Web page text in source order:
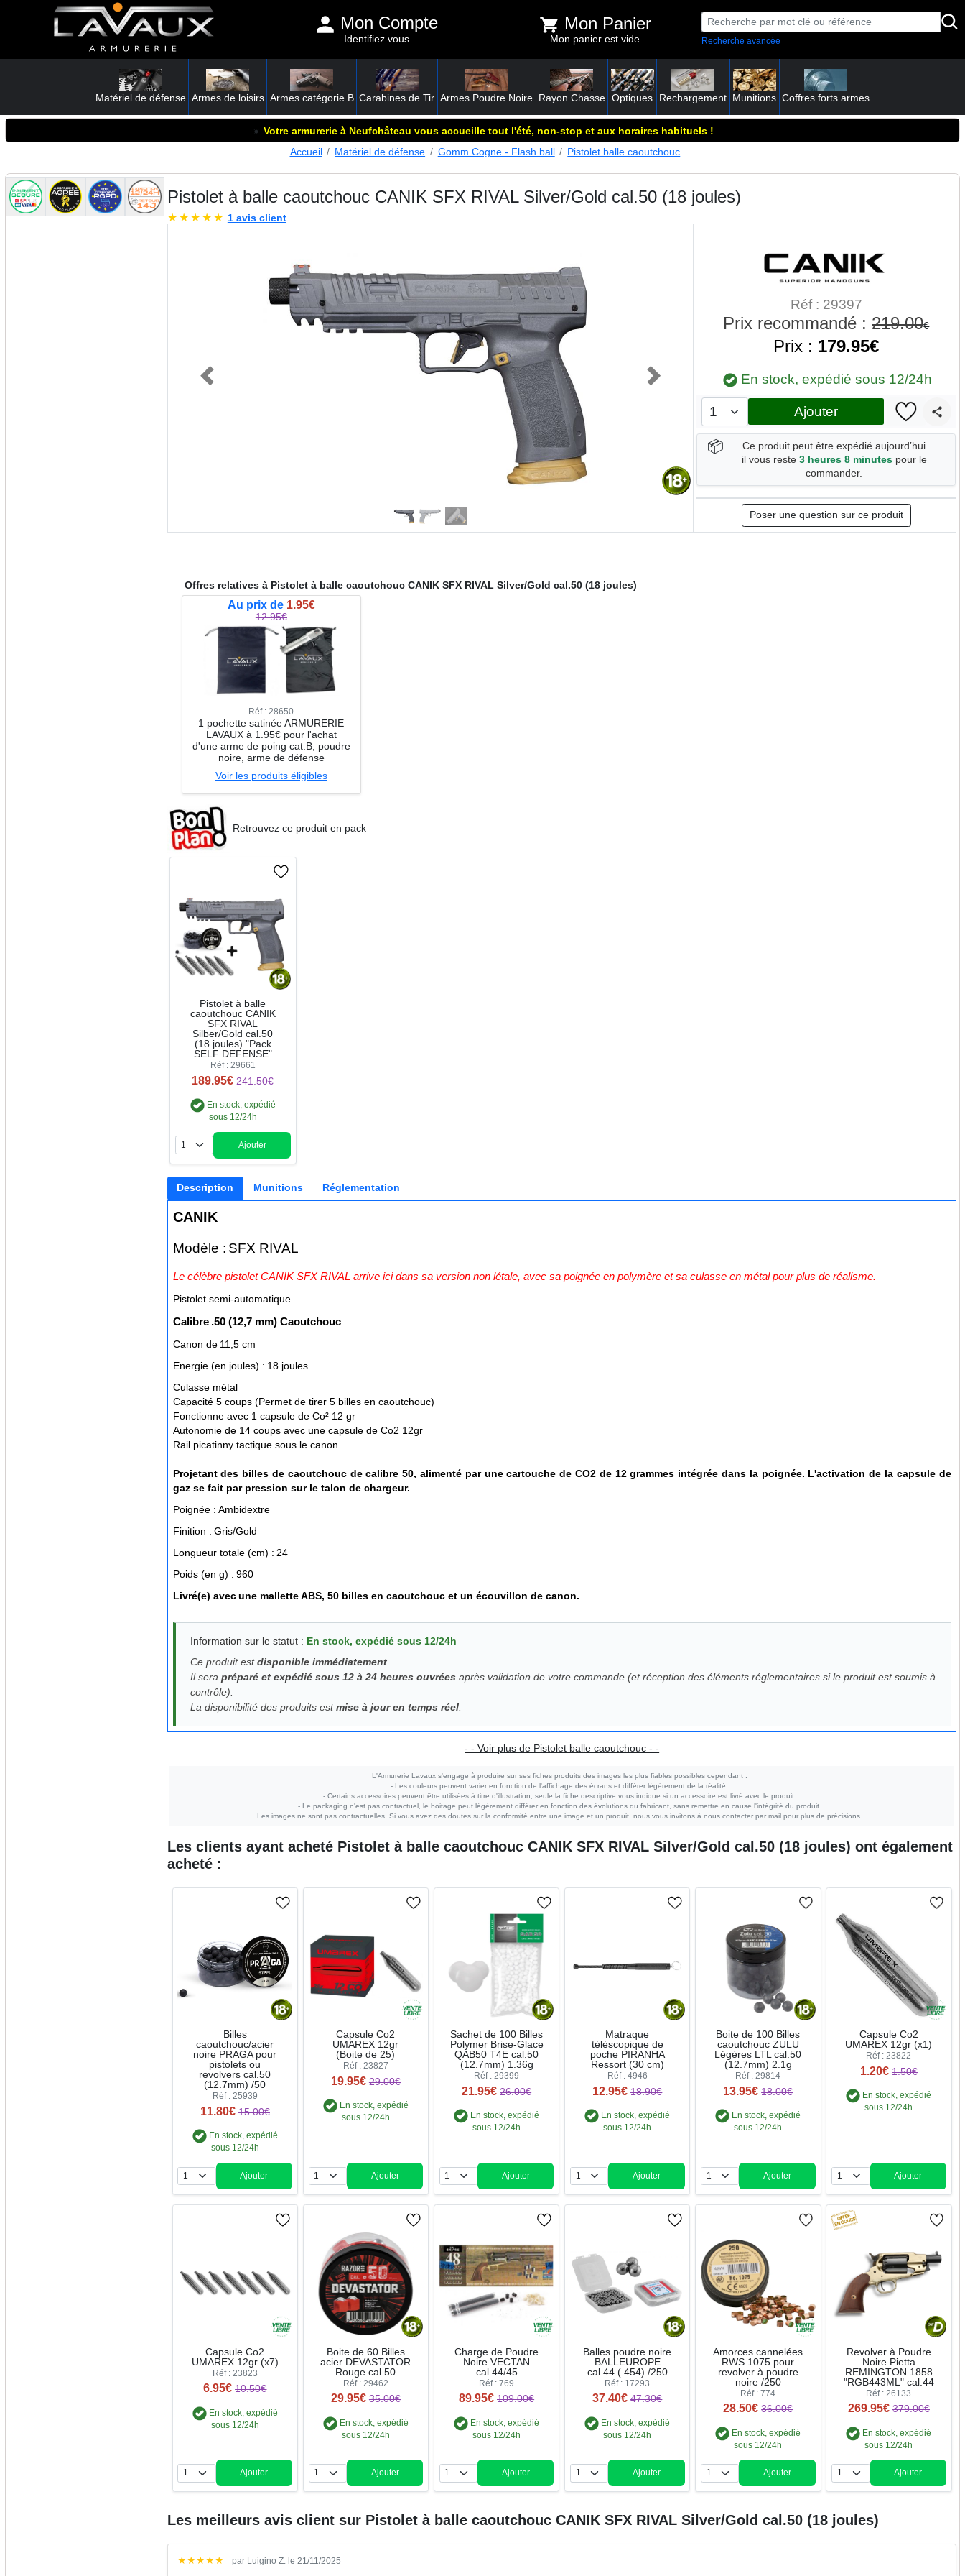
Mon Compte
Identifiez vous
Mon Panier
Mon panier est vide Recherche avancée
Matériel de défense Armes de loisirs Armes catégorie B Carabines de Tir Armes Poudre Noire Rayon Chasse Optiques Rechargement Munitions Coffres forts armes
☀️ Votre armurerie à Neufchâteau vous accueille tout l'été, non-stop et aux horaires habituels !
Accueil
Matériel de défense Gomm Cogne - Flash ball Pistolet balle caoutchouc
Pistolet à balle caoutchouc CANIK SFX RIVAL Silver/Gold cal.50 (18 joules)
★ ★ ★ ★ ★ 1 avis client
Previous Next
Réf : 29397
Prix recommandé :219.00€
Prix : 179.95€
En stock, expédié sous 12/24h
Ajouter
📦
Ce produit peut être expédié aujourd’hui
il vous reste 3 heures 8 minutespour le
commander.
Poser une question sur ce produit
Offres relatives à Pistolet à balle caoutchouc CANIK SFX RIVAL Silver/Gold cal.50 (18 joules)
Au prix de 1.95€
12.95€
Réf : 28650
1 pochette satinée ARMURERIE
LAVAUX à 1.95€ pour l'achat
d'une arme de poing cat.B, poudre
noire, arme de défense
Voir les produits éligibles
Retrouvez ce produit en pack
Pistolet à balle
caoutchouc CANIK
SFX RIVAL
Silber/Gold cal.50
(18 joules) "Pack
SELF DEFENSE"
Réf : 29661
189.95€ 241.50€
En stock, expédié
sous 12/24h
Quantité
Ajouter
Description Munitions Réglementation
CANIK
Modèle : SFX RIVAL
Le célèbre pistolet CANIK SFX RIVAL arrive ici dans sa version non létale, avec sa poignée en polymère et sa culasse en métal pour plus de réalisme.
Pistolet semi-automatique
Calibre .50 (12,7 mm) Caoutchouc
Canon de 11,5 cm
Energie (en joules) : 18 joules
Culasse métal
Capacité 5 coups (Permet de tirer 5 billes en caoutchouc)
Fonctionne avec 1 capsule de Co² 12 gr
Autonomie de 14 coups avec une capsule de Co2 12gr
Rail picatinny tactique sous le canon
Projetant des billes de caoutchouc de calibre 50, alimenté par une cartouche de CO2 de 12 grammes intégrée dans la poignée. L'activation de la capsule de
gaz se fait par pression sur le talon de chargeur.
Poignée : Ambidextre
Finition : Gris/Gold
Longueur totale (cm) : 24
Poids (en g) : 960
Livré(e) avec une mallette ABS, 50 billes en caoutchouc et un écouvillon de canon.
Information sur le statut : En stock, expédié sous 12/24h
Ce produit estdisponible immédiatement.
Il sera préparé et expédié sous 12 à 24 heures ouvréesaprès validation de votre commande (et réception des éléments réglementaires si le produit est soumis à
contrôle).
La disponibilité des produits estmise à jour en temps réel.
- - Voir plus de Pistolet balle caoutchouc - -
L'Armurerie Lavaux s'engage à produire sur ses fiches produits des images les plus fiables possibles cependant :
- Les couleurs peuvent varier en fonction de l'affichage des écrans et différer légèrement de la réalité.
- Certains accessoires peuvent être utilisées à titre d'illustration, seule la fiche descriptive vous indique si un accessoire est livré avec le produit.
- Le packaging n'est pas contractuel, le boitage peut légèrement différer en fonction des évolutions du fabricant, sans remettre en cause l'intégrité du produit.
Les images ne sont pas contractuelles. Si vous avez des doutes sur la conformité entre une image et un produit, nous vous invitons à nous contacter par mail pour plus de précisions.
Les clients ayant acheté Pistolet à balle caoutchouc CANIK SFX RIVAL Silver/Gold cal.50 (18 joules) ont également
acheté :
Billes
caoutchouc/acier
noire PRAGA pour
pistolets ou
revolvers cal.50
(12.7mm) /50
Réf : 25939
11.80€ 15.00€
En stock, expédié
sous 12/24h
Quantité
Ajouter
Capsule Co2
UMAREX 12gr
(Boite de 25)
Réf : 23827
19.95€ 29.00€
En stock, expédié
sous 12/24h
Quantité
Ajouter
Sachet de 100 Billes
Polymer Brise-Glace
QAB50 T4E cal.50
(12.7mm) 1.36g
Réf : 29399
21.95€ 26.00€
En stock, expédié
sous 12/24h
Quantité
Ajouter
Matraque
téléscopique de
poche PIRANHA
Ressort (30 cm)
Réf : 4946
12.95€ 18.90€
En stock, expédié
sous 12/24h
Quantité
Ajouter
Boite de 100 Billes
caoutchouc ZULU
Légères LTL cal.50
(12.7mm) 2.1g
Réf : 29814
13.95€ 18.00€
En stock, expédié
sous 12/24h
Quantité
Ajouter
Capsule Co2
UMAREX 12gr (x1)
Réf : 23822
1.20€ 1.50€
En stock, expédié
sous 12/24h
Quantité
Ajouter
Capsule Co2
UMAREX 12gr (x7)
Réf : 23823
6.95€ 10.50€
En stock, expédié
sous 12/24h
Quantité
Ajouter
Boite de 60 Billes
acier DEVASTATOR
Rouge cal.50
Réf : 29462
29.95€ 35.00€
En stock, expédié
sous 12/24h
Quantité
Ajouter
Charge de Poudre
Noire VECTAN
cal.44/45
Réf : 769
89.95€ 109.00€
En stock, expédié
sous 12/24h
Quantité
Ajouter
Balles poudre noire
BALLEUROPE
cal.44 (.454) /250
Réf : 17293
37.40€ 47.30€
En stock, expédié
sous 12/24h
Quantité
Ajouter
Amorces cannelées
RWS 1075 pour
revolver à poudre
noire /250
Réf : 774
28.50€ 36.00€
En stock, expédié
sous 12/24h
Quantité
Ajouter
Revolver à Poudre
Noire Pietta
REMINGTON 1858
"RGB443ML" cal.44
Réf : 26133
269.95€ 379.00€
En stock, expédié
sous 12/24h
Quantité
Ajouter
Les meilleurs avis client sur Pistolet à balle caoutchouc CANIK SFX RIVAL Silver/Gold cal.50 (18 joules)
★★★★★ par Luigino Z. le 21/11/2025